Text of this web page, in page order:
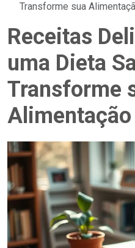
Transforme sua
Receitas
uma Dieta
Transforme
Alimentação